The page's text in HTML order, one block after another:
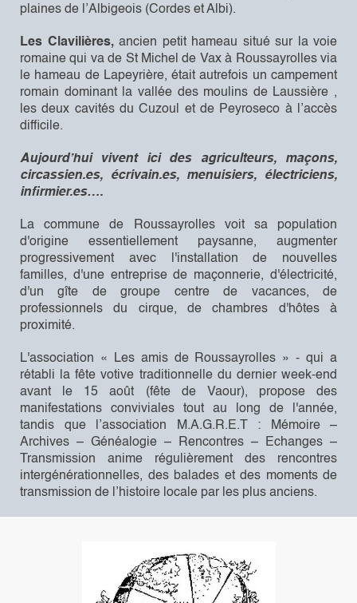
plaines de l’Albigeois (Cordes et Albi).
Les Clavilières,ancien petit hameau situé sur la voie
romaine qui va de St Michel de Vax à Roussayrolles via
le hameau de Lapeyrière, était autrefois un campement
romain dominant la vallée des moulins de Laussière ,
les deux cavités du Cuzoul et de Peyroseco à l’accès
difficile.
Aujourd’hui vivent ici des agriculteurs, maçons,
circassien.es, écrivain.es, menuisiers, électriciens,
infirmier.es….
La commune de Roussayrolles voit sa population
d'origine essentiellement paysanne, augmenter
progressivement avec l'installation de nouvelles
familles, d'une entreprise de maçonnerie, d'électricité,
d'un gîte de groupe centre de vacances, de
professionnels du cirque, de chambres d'hôtes à
proximité.
L'association « Les amis de Roussayrolles » - qui a
rétabli la fête votive traditionnelle du dernier week-end
avant le 15 août (fête de Vaour), propose des
manifestations conviviales tout au long de l'année,
tandis que l’association M.A.G.R.E.T : Mémoire –
Archives – Généalogie – Rencontres – Echanges –
Transmission anime régulièrement des rencontres
intergénérationnelles, des balades et des moments de
transmission de l’histoire locale par les plus anciens.